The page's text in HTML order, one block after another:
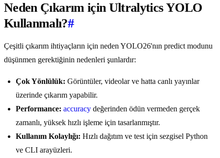
Neden Çıkarım için Ultralytics YOLO
Kullanmalı?#
Çeşitli çıkarım ihtiyaçların için neden YOLO26'nın predict modunu
düşünmen gerektiğinin nedenleri şunlardır:
Çok Yönlülük: Görüntüler, videolar ve hatta canlı yayınlar
üzerinde çıkarım yapabilir.
Performance: accuracy değerinden ödün vermeden gerçek
zamanlı, yüksek hızlı işleme için tasarlanmıştır.
Kullanım Kolaylığı: Hızlı dağıtım ve test için sezgisel Python
ve CLI arayüzleri.